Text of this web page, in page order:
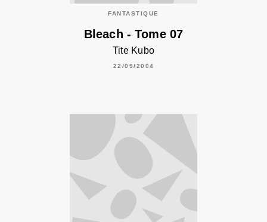
FANTASTIQUE
Bleach - Tome 07
Tite Kubo
22/09/2004